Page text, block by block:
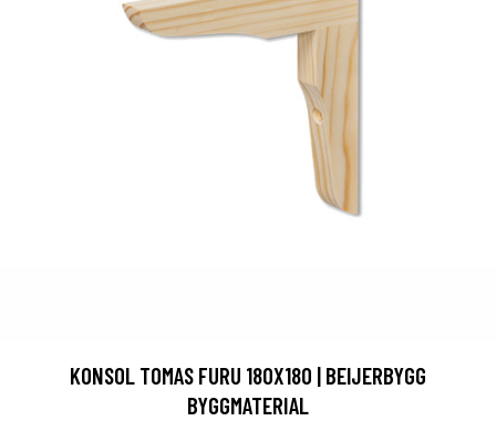
KONSOL TOMAS FURU 180X180 | BEIJERBYGG
BYGGMATERIAL